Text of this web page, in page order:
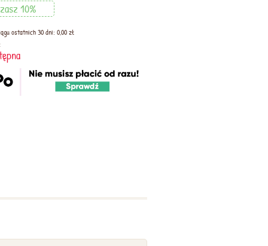
10%
ostatnich 30 dni: 0,00 zł